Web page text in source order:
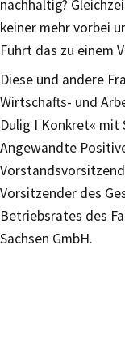
nachhaltig?
keiner mehr vorbei
Führt das zu einem
Diese und andere
Wirtschafts- und
Dulig I Konkret« mit
Angewandte
Vorsitzender des
Betriebsrates des
Sachsen GmbH.